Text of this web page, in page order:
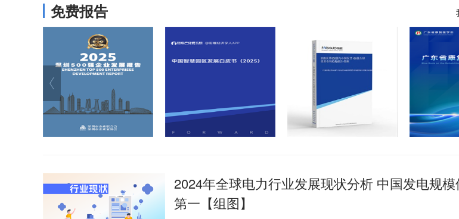
免费报告
2024年全球电力行业发展现状分析 中国发电规
第一【组图】